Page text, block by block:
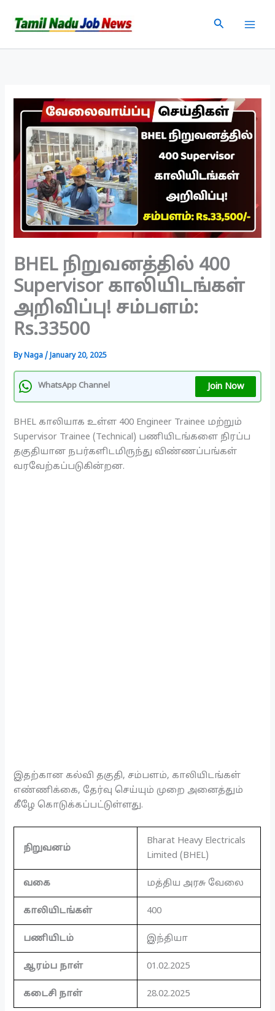
Search
BHEL நிறுவனத்தில் 400
Supervisor காலியிடங்கள்
அறிவிப்பு! சம்பளம்:
Rs.33500
ByNaga/ January 20, 2025
WhatsApp Channel Join Now
BHEL காலியாக உள்ள 400 Engineer Trainee மற்றும்
Supervisor Trainee (Technical) பணியிடங்களை நிரப்ப
தகுதியான நபர்களிடமிருந்து விண்ணப்பங்கள்
வரவேற்கப்படுகின்றன.
இதற்கான கல்வி தகுதி, சம்பளம், காலியிடங்கள்
எண்ணிக்கை, தேர்வு செய்யும் முறை அனைத்தும்
கீழே கொடுக்கப்பட்டுள்ளது.
நிறுவனம்
Bharat Heavy Electricals
Limited (BHEL)
வகை மத்திய அரசு வேலை
காலியிடங்கள் 400
பணியிடம் இந்தியா
ஆரம்ப நாள் 01.02.2025
கடைசி நாள் 28.02.2025